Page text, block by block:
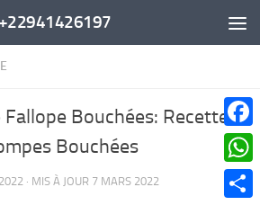
Bouchées: Recette
Bouchées
· MIS À JOUR 7 MARS 2022